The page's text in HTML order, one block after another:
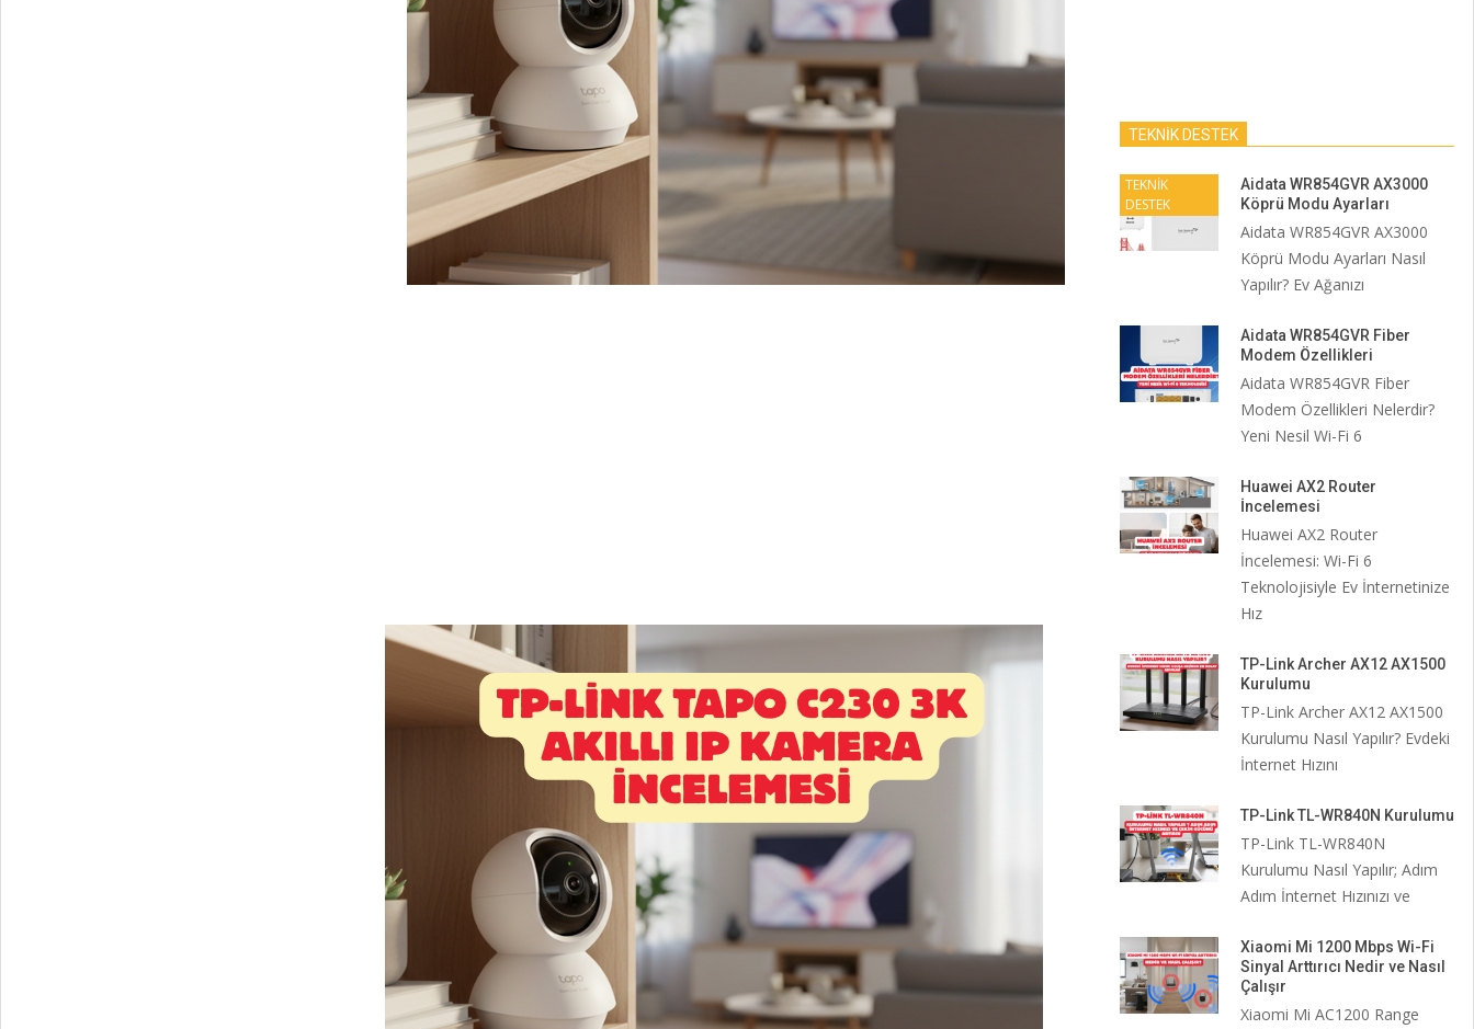
TEKNİK DESTEK
TEKNİK
DESTEK
Aidata WR854GVR AX3000
Köprü Modu Ayarları
Aidata WR854GVR AX3000
Köprü Modu Ayarları Nasıl
Yapılır? Ev Ağanızı
Aidata WR854GVR Fiber
Modem Özellikleri
Aidata WR854GVR Fiber
Modem Özellikleri Nelerdir?
Yeni Nesil Wi-Fi 6
Huawei AX2 Router
İncelemesi
Huawei AX2 Router
İncelemesi: Wi-Fi 6
Teknolojisiyle Ev İnternetinize
Hız
TP-Link Archer AX12 AX1500
Kurulumu
TP-Link Archer AX12 AX1500
Kurulumu Nasıl Yapılır? Evdeki
İnternet Hızını
TP-Link TL-WR840N Kurulumu
TP-Link TL-WR840N
Kurulumu Nasıl Yapılır; Adım
Adım İnternet Hızınızı ve
Xiaomi Mi 1200 Mbps Wi-Fi
Sinyal Arttırıcı Nedir ve Nasıl
Çalışır
Xiaomi Mi AC1200 Range